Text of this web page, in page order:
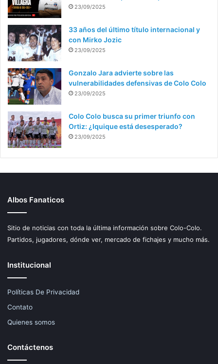
23/09/2025
33 años del último título internacional y
con Mirko Jozic
23/09/2025
Gonzalo Jara advierte sobre las
vulnerabilidades defensivas de Colo Colo
23/09/2025
Colo Colo busca su primer triunfo con
Ortiz: ¿Iquique está desesperado?
23/09/2025
Albos Fanaticos
Sitio de noticias con toda la última información sobre Colo-Colo.
Partidos, jugadores, dónde ver, mercado de fichajes y mucho más.
Institucional
Políticas De Privacidad
Contato
Quienes somos
Contáctenos